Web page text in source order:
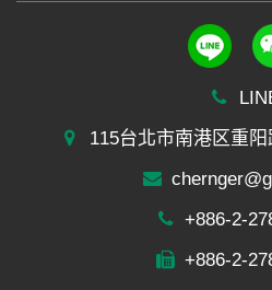
115台北市南港区重
+886-2-
+886-2-